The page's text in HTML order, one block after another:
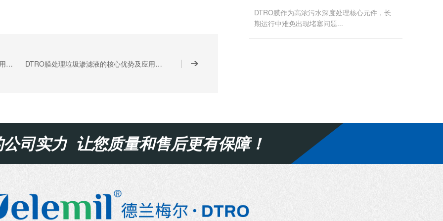
DTRO膜处理垃圾渗滤液的核心原理及作用机制 DTRO膜处理垃圾渗滤液的核心优势及应用价值
DTRO膜作为高浓污水深度处理核心元件，长
期运行中难免出现堵塞问题...
司实力 让您质量和售后更有保障！